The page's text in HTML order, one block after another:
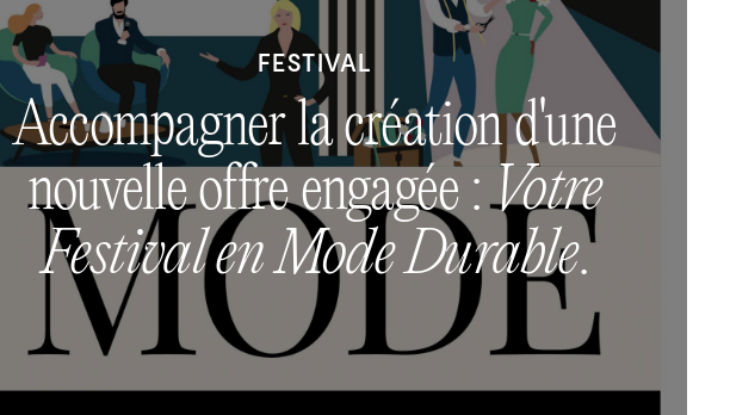
FESTIVAL
Accompagner la création d'une
nouvelle offre engagée :Votre
Festival en Mode Durable.